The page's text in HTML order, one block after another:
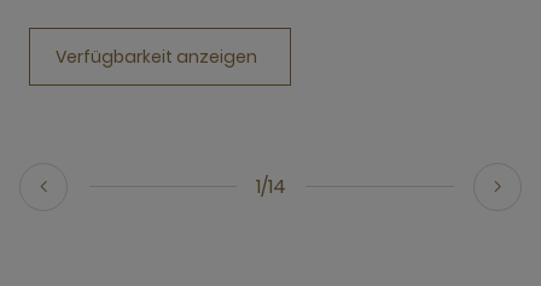
1/14
Verfügbarkeit anzeigen